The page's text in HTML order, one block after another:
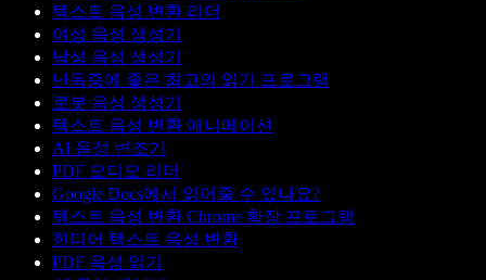
텍스트 음성 변환 리더
여성 음성 생성기
남성 음성 생성기
난독증에 좋은 최고의 읽기 프로그램
로봇 음성 생성기
텍스트 음성 변환 애니메이션
AI 음성 변조기
PDF 오디오 리더
Google Docs에서 읽어줄 수 있나요?
텍스트 음성 변환 Chrome 확장 프로그램
힌디어 텍스트 음성 변환
PDF 음성 읽기